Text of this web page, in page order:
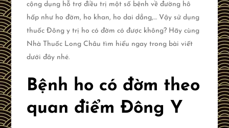
cộng dụng hỗ trợ điều trị một số bệnh về đường hô
hấp như ho đờm, ho khan, ho dai dẳng,… Vậy sử dụng
thuốc Đông y trị ho có đờm có được không? Hãy cùng
Nhà Thuốc Long Châu tìm hiểu ngay trong bài viết
dưới đây nhé.
Bệnh ho có đờm theo
quan điểm Đông Y